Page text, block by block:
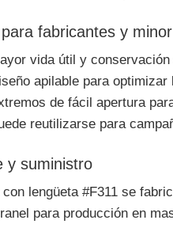
fabricantes y
vida útil y conservación
apilable para optimizar
de fácil apertura
reutilizarse para
y suministro
lengüeta #F311 se
para producción en